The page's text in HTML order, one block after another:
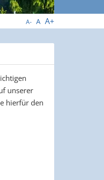
A- A A+
unserer
hierfür den